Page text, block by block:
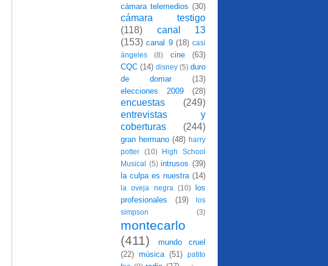
cámara telemedios (30)
cámara testigo
(118)
canal 13
(153) canal 9 (18) casi
ángeles
(8) cine
(63)
CQC (14) disney (5) duro
de domar
(13)
elecciones 2009
(28)
encuestas
(249)
entrevistas y
coberturas
(244)
gran hermano (48) harry
potter
(10)
High School
Musical
(5) intrusos (39)
la culpa es nuestra (14)
la oveja negra (10)
los
profesionales
(19)
los
simpson
(3)
montecarlo
(411)
mundo cruel
(22) música (51)
patito